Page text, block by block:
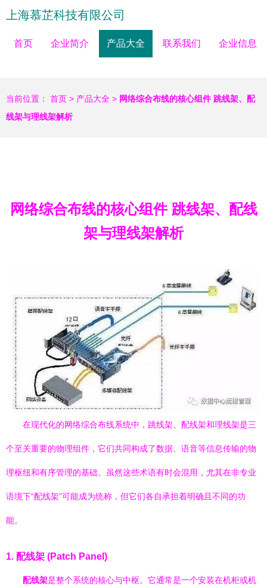
上海慕芷科技有限公司
首页 企业简介 产品大全 联系我们 企业信息
当前位置： 首页 > 产品大全 > 网络综合布线的核心组件 跳线架、配
线架与理线架解析
网络综合布线的核心组件 跳线架、配线
架与理线架解析
在现代化的网络综合布线系统中，跳线架、配线架和理线架是三
个至关重要的物理组件，它们共同构成了数据、语音等信息传输的物
理枢纽和有序管理的基础。虽然这些术语有时会混用，尤其在非专业
语境下“配线架”可能成为统称，但它们各自承担着明确且不同的功
能。
1. 配线架 (Patch Panel)
配线架是整个系统的核心与中枢。它通常是一个安装在机柜或机